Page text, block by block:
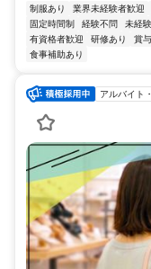
制服あり 業界未経験者歓迎
固定時間制
経験不問 未経
有資格者歓迎
研修あり 賞
食事補助あり
アルバイト